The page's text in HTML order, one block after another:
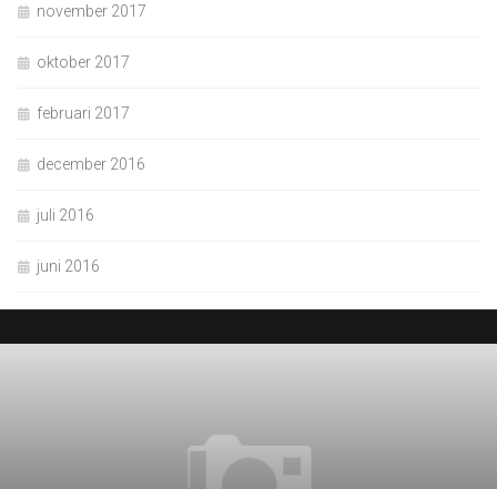
november 2017
oktober 2017
februari 2017
december 2016
juli 2016
juni 2016